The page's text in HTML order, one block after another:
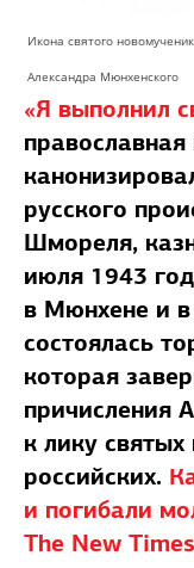
Икона святого
Александра Мюнхенского
«Я выполнил
русского
Шмореля,
июля 1943
в Мюнхене и
состоялась
которая
причисления
к лику
российских.
и погибали
The New Times